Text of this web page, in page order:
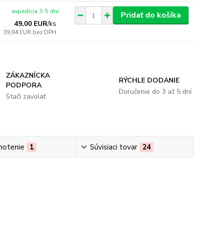
49,00 EUR/ks
39,84 EUR bez DPH
expedícia 3-5 dní Pridať do košíka
ZÁKAZNÍCKA
PODPORA
Stačí zavolať
RÝCHLE DODANIE
Doručenie do 3 až 5 dní
1 Súvisiaci tovar 24